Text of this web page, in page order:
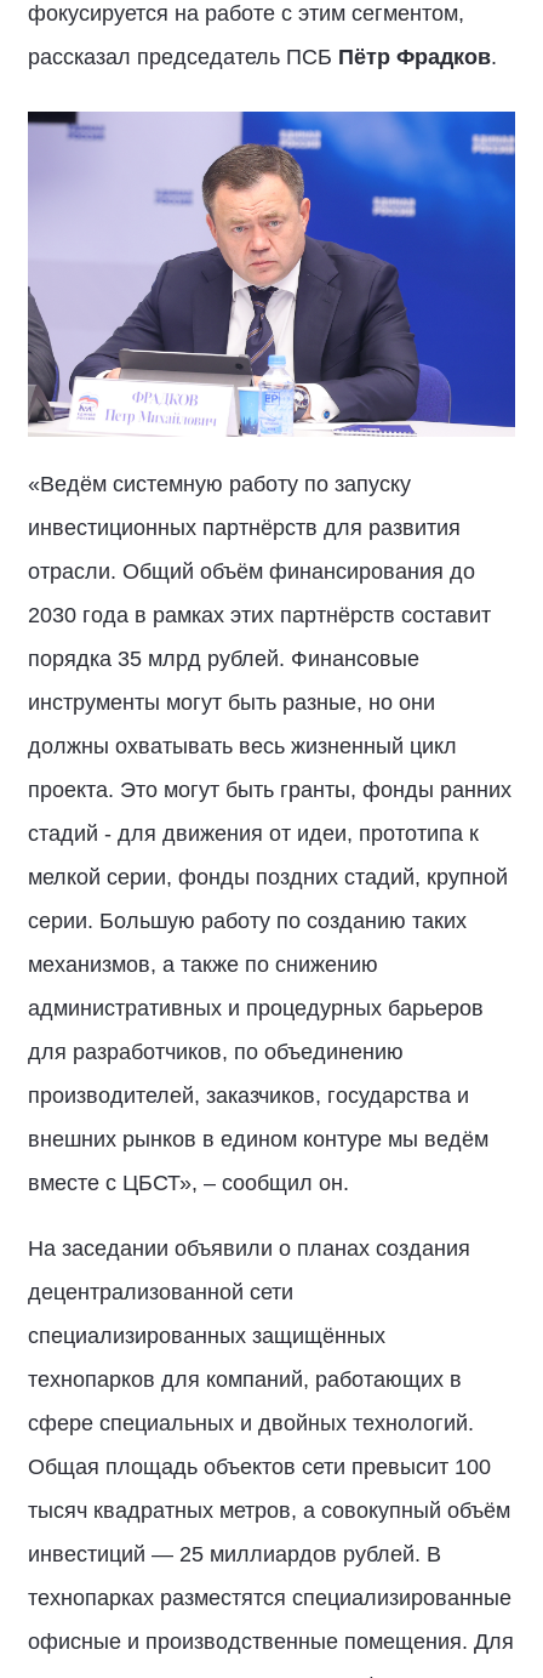
фокусируется на работе с этим сегментом,
рассказал председатель ПСБ Пётр Фрадков.
«Ведём системную работу по запуску
инвестиционных партнёрств для развития
отрасли. Общий объём финансирования до
2030 года в рамках этих партнёрств составит
порядка 35 млрд рублей. Финансовые
инструменты могут быть разные, но они
должны охватывать весь жизненный цикл
проекта. Это могут быть гранты, фонды ранних
стадий - для движения от идеи, прототипа к
мелкой серии, фонды поздних стадий, крупной
серии. Большую работу по созданию таких
механизмов, а также по снижению
административных и процедурных барьеров
для разработчиков, по объединению
производителей, заказчиков, государства и
внешних рынков в едином контуре мы ведём
вместе с ЦБСТ», – сообщил он.
На заседании объявили о планах создания
децентрализованной сети
специализированных защищённых
технопарков для компаний, работающих в
сфере специальных и двойных технологий.
Общая площадь объектов сети превысит 100
тысяч квадратных метров, а совокупный объём
инвестиций — 25 миллиардов рублей. В
технопарках разместятся специализированные
офисные и производственные помещения. Для